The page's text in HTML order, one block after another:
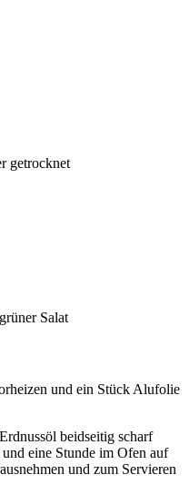
getrocknet
Salat
und ein Stück Alufolie
beidseitig scharf
eine Stunde im Ofen auf
und zum Servieren